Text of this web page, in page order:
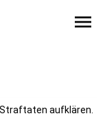
menu
Straftaten aufklären.